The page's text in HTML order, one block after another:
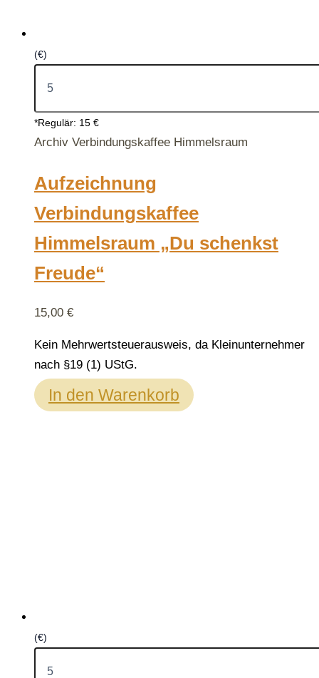
(€)
*Regulär: 15 €
Archiv Verbindungskaffee Himmelsraum
Aufzeichnung
Verbindungskaffee
Himmelsraum „Du schenkst
Freude“
15,00 €
Kein Mehrwertsteuerausweis, da Kleinunternehmer
nach §19 (1) UStG.
In den Warenkorb
(€)